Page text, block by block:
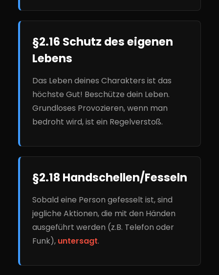
§2.16 Schutz des eigenen
Lebens
Das Leben deines Charakters ist das
höchste Gut! Beschütze dein Leben.
Grundloses Provozieren, wenn man
bedroht wird, ist ein Regelverstoß.
§2.18 Handschellen/Fesseln
Sobald eine Person gefesselt ist, sind
jegliche Aktionen, die mit den Händen
ausgeführt werden (z.B. Telefon oder
Funk), untersagt.